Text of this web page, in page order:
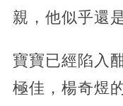
親，他似乎還
寶寶已經陷入
極佳，楊奇煜